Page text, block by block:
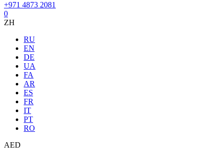
+971 4873 2081
0
ZH
RU
EN
DE
UA
FA
AR
ES
FR
IT
PT
RO
AED